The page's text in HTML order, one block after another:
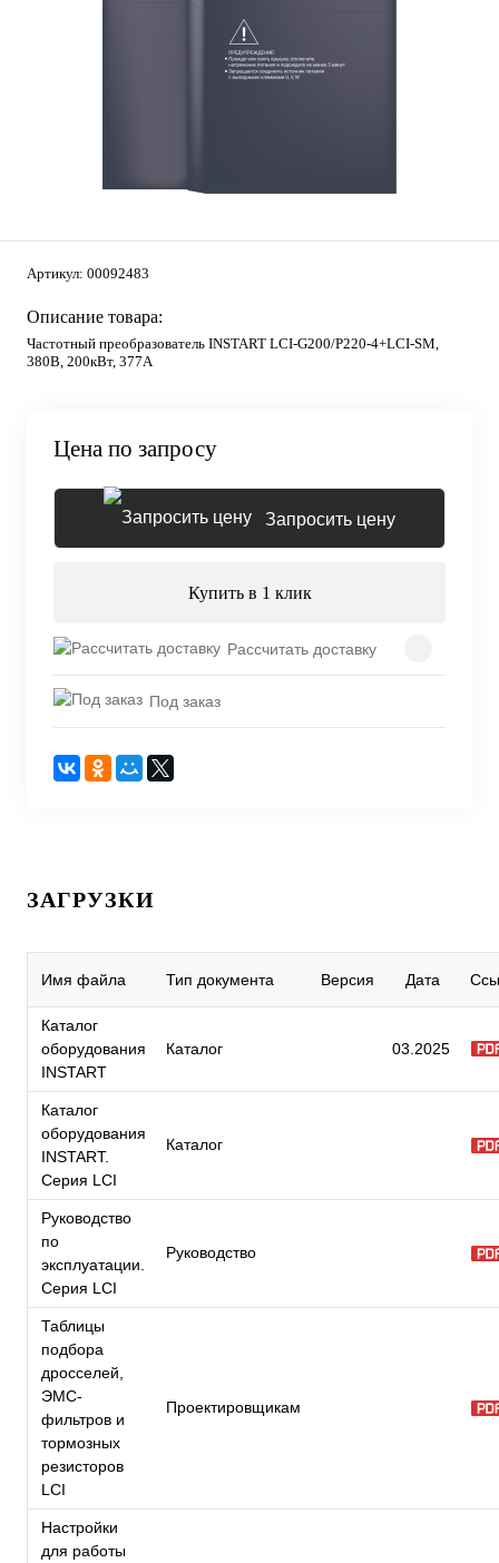
Артикул: 00092483
Описание товара:
Частотный преобразователь INSTART LCI-G200/P220-4+LCI-SM,
380В, 200кВт, 377А
Цена по запросу
Запросить цену
Купить в 1 клик
Рассчитать доставку
Под заказ
ЗАГРУЗКИ
Имя файла Тип документа Версия Дата
Каталог
оборудования
INSTART
Каталог 03.2025
Каталог
оборудования
INSTART.
Серия LCI
Каталог
Руководство
по
эксплуатации.
Серия LCI
Руководство
Таблицы
подбора
дросселей,
ЭМС-
фильтров и
тормозных
резисторов
LCI
Проектировщикам
Настройки
для работы